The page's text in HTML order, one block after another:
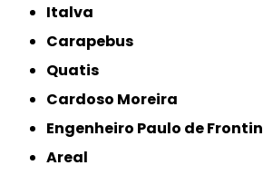
Italva
Carapebus
Quatis
Cardoso Moreira
Engenheiro Paulo de Frontin
Areal